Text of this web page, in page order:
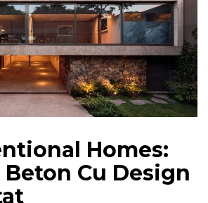
Homes:
Beton Cu Design